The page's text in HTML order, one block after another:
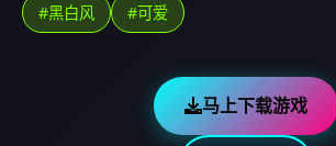
#黑白风 #可爱
马上下载游戏